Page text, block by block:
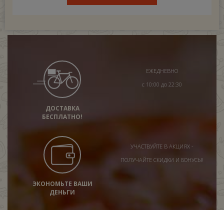
ДОСТАВКА
БЕСПЛАТНО!
ЕЖЕДНЕВНО
с 10:00 до 22:30
ЭКОНОМЬТЕ ВАШИ
ДЕНЬГИ
УЧАСТВУЙТЕ В АКЦИЯХ -
ПОЛУЧАЙТЕ СКИДКИ И БОНУСЫ!